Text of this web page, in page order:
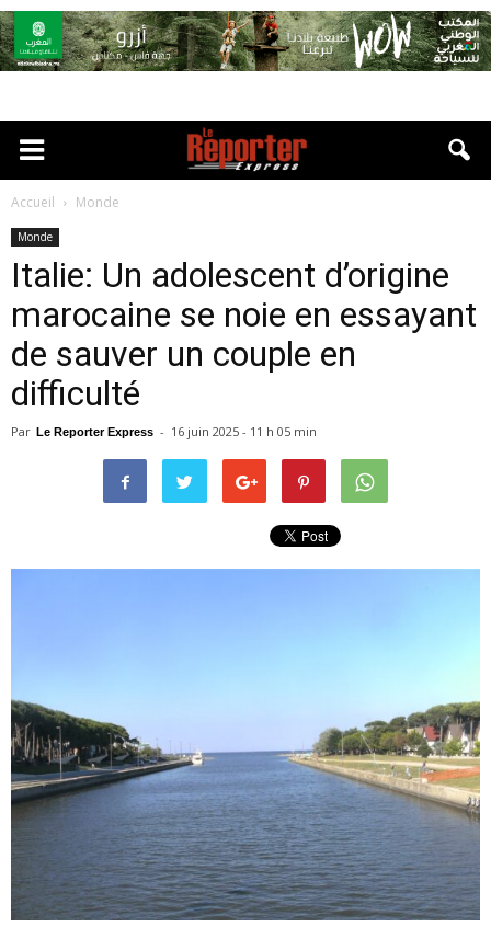
Accueil Monde
Monde
Italie: Un adolescent d’origine
marocaine se noie en essayant
de sauver un couple en
difficulté
Par Le Reporter Express - 16 juin 2025 - 11 h 05 min